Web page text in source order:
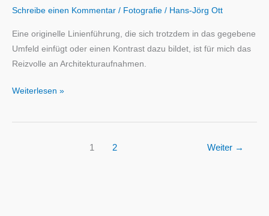
Schreibe einen Kommentar / Fotografie / Hans-Jörg Ott
Eine originelle Linienführung, die sich trotzdem in das gegebene
Umfeld einfügt oder einen Kontrast dazu bildet, ist für mich das
Reizvolle an Architekturaufnahmen.
Architektur
Weiterlesen »
1 2 Weiter →